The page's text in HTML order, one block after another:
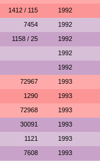
1412 / 115 1992
7454 1992
1158 / 25 1992
1992
1992
72967 1993
1290 1993
72968 1993
30091 1993
1121 1993
7608 1993